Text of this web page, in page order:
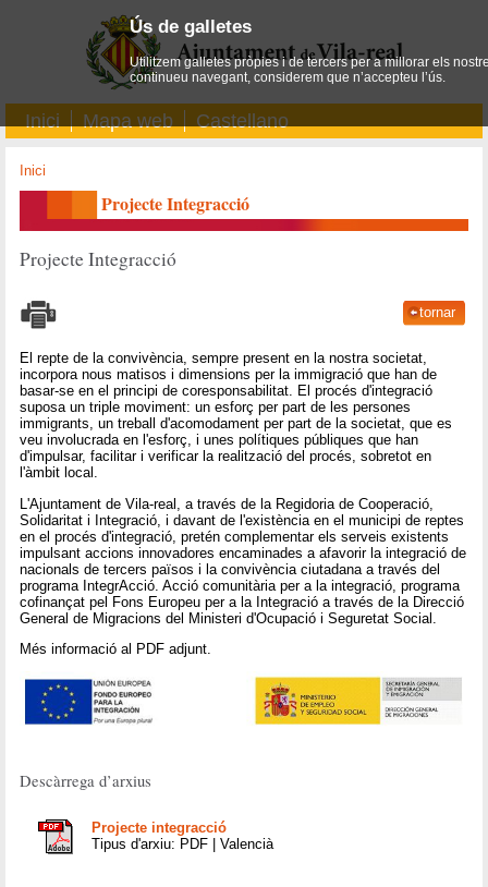
Inici Mapa web Castellano
Inici
Projecte Integracció
Projecte Integracció
tornar
El repte de la convivència, sempre present en la nostra societat,
incorpora nous matisos i dimensions per la immigració que han de
basar-se en el principi de coresponsabilitat. El procés d'integració
suposa un triple moviment: un esforç per part de les persones
immigrants, un treball d'acomodament per part de la societat, que es
veu involucrada en l'esforç, i unes polítiques públiques que han
d'impulsar, facilitar i verificar la realització del procés, sobretot en
l'àmbit local.
L'Ajuntament de Vila-real, a través de la Regidoria de Cooperació,
Solidaritat i Integració, i davant de l'existència en el municipi de reptes
en el procés d'integració, pretén complementar els serveis existents
impulsant accions innovadores encaminades a afavorir la integració de
nacionals de tercers països i la convivència ciutadana a través del
programa IntegrAcció. Acció comunitària per a la integració, programa
cofinançat pel Fons Europeu per a la Integració a través de la Direcció
General de Migracions del Ministeri d'Ocupació i Seguretat Social.
Més informació al PDF adjunt.
Descàrrega d’arxius
Projecte integracció
Tipus d'arxiu: PDF | Valencià
Ús de galletes
Utilitzem galletes pròpies i de tercers per a millorar els
continueu navegant, considerem que n’accepteu l’ús.